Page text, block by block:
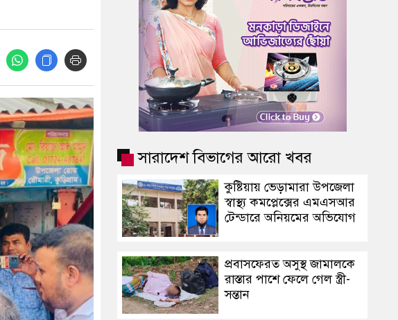
সারাদেশ বিভাগের আরো খবর
কুষ্টিয়ায় ভেড়ামারা উপজেলা
স্বাস্থ্য কমপ্লেক্সের এমএসআর
টেন্ডারে অনিয়মের অভিযোগ
প্রবাসফেরত অসুস্থ জামালকে
রাস্তার পা‌শে ফেলে গেল স্ত্রী-
সন্তান